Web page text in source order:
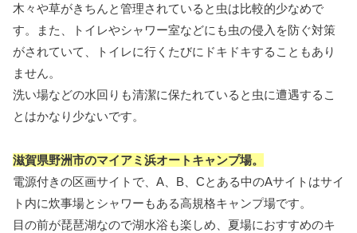
木々や草がきちんと管理されていると虫は比較的少なめで
す。また、トイレやシャワー室などにも虫の侵入を防ぐ対策
がされていて、トイレに行くたびにドキドキすることもあり
ません。
洗い場などの水回りも清潔に保たれていると虫に遭遇するこ
とはかなり少ないです。
滋賀県野洲市のマイアミ浜オートキャンプ場。
電源付きの区画サイトで、A、B、Cとある中のAサイトはサイ
ト内に炊事場とシャワーもある高規格キャンプ場です。
目の前が琵琶湖なので湖水浴も楽しめ、夏場におすすめのキ